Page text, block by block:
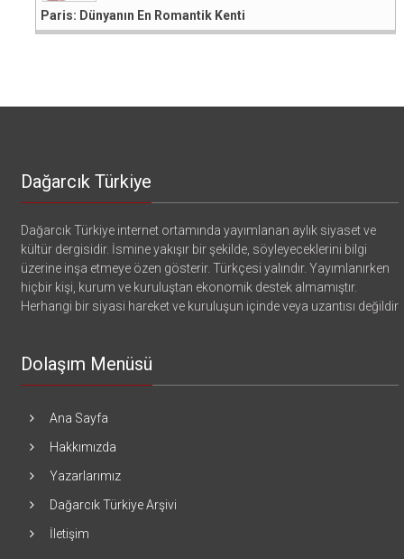
Paris: Dünyanın En Romantik Kenti
Dağarcık Türkiye
Dağarcık Türkiye internet ortamında yayımlanan aylık siyaset ve
kültür dergisidir. İsmine yakışır bir şekilde, söyleyeceklerini bilgi
üzerine inşa etmeye özen gösterir. Türkçesi yalındır. Yayımlanırken
hiçbir kişi, kurum ve kuruluştan ekonomik destek almamıştır.
Herhangi bir siyasi hareket ve kuruluşun içinde veya uzantısı değildir
Dolaşım Menüsü
Ana Sayfa
Hakkımızda
Yazarlarımız
Dağarcık Türkiye Arşivi
İletişim